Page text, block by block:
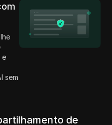
e
sem
de